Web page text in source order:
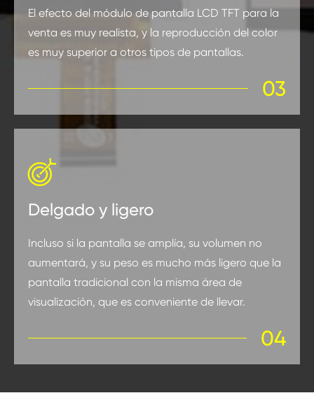
El efecto del módulo de pantalla LCD TFT para la
venta es muy realista, y la reproducción del color
es muy superior a otros tipos de pantallas.
03

Delgado y ligero
Incluso si la pantalla se amplía, su volumen no
aumentará, y su peso es mucho más ligero que la
pantalla tradicional con la misma área de
visualización, que es conveniente de llevar.
04